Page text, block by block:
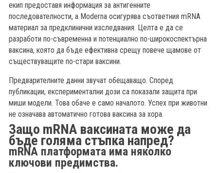
екип предоставя информация за антигенните
последователности, а Moderna осигурява съответния mRNA
материал за предклинични изследвания. Целта е да се
разработи по-съвременна и потенциално по-широкоспектърна
ваксина, която да бъде ефективна срещу повече щамове от
съществуващите по-стари ваксини.
Предварителните данни звучат обещаващо. Според
публикации, експериментални дози са показали защита при
миши модели. Това обаче е само началото. Успех при животни
не означава автоматично готова ваксина за хора.
Защо mRNA ваксината може да
бъде голяма стъпка напред?
mRNA платформата има няколко
ключови предимства.